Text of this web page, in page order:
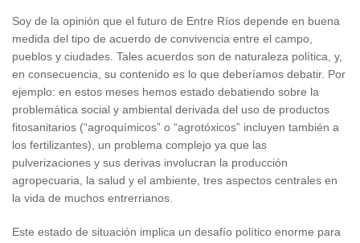
Soy de la opinión que el futuro de Entre Ríos depende en buena
medida del tipo de acuerdo de convivencia entre el campo,
pueblos y ciudades. Tales acuerdos son de naturaleza política, y,
en consecuencia, su contenido es lo que deberíamos debatir. Por
ejemplo: en estos meses hemos estado debatiendo sobre la
problemática social y ambiental derivada del uso de productos
fitosanitarios (“agroquímicos” o “agrotóxicos” incluyen también a
los fertilizantes), un problema complejo ya que las
pulverizaciones y sus derivas involucran la producción
agropecuaria, la salud y el ambiente, tres aspectos centrales en
la vida de muchos entrerrianos.
Este estado de situación implica un desafío político enorme para